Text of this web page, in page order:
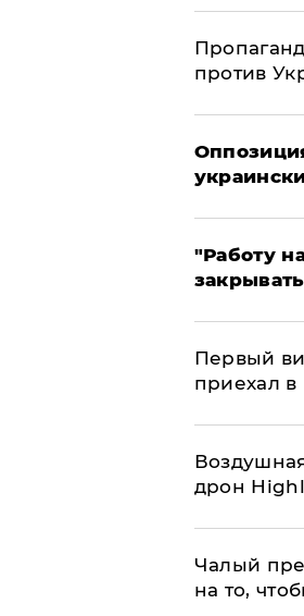
против
"Работу
Первый
приехал
дрон
Чалый
на то,